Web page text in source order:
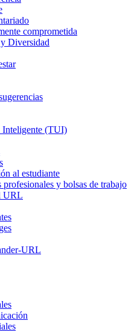
comprometida
Diversidad
Inteligente (TUI)
al estudiante
profesionales y bolsas de trabajo
URL
URL